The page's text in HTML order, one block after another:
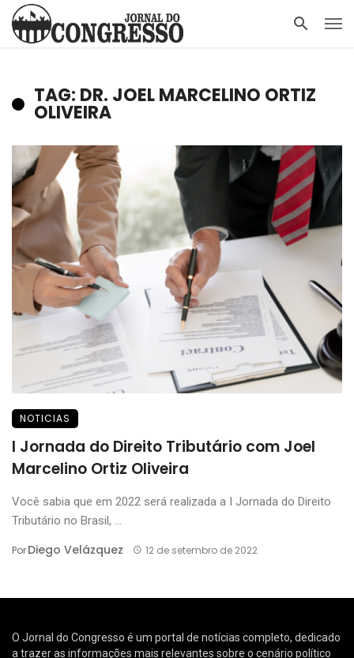
TAG: DR. JOEL MARCELINO ORTIZ
OLIVEIRA
NOTICIAS
I Jornada do Direito Tributário com Joel
Marcelino Ortiz Oliveira
Você sabia que em 2022 será realizada a I Jornada do Direito
Tributário no Brasil, ...
PorDiego Velázquez 12 de setembro de 2022
O Jornal do Congresso é um portal de notícias completo, dedicado
a trazer as informações mais relevantes sobre o cenário político